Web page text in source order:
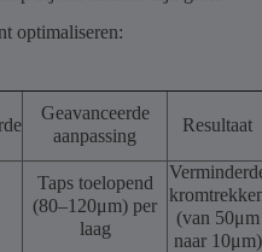
optimaliseren:
Geavanceerde
aanpassing
Resultaat
Taps toelopend
(80–120μm) per
laag
(van 50μm
naar 10μm)